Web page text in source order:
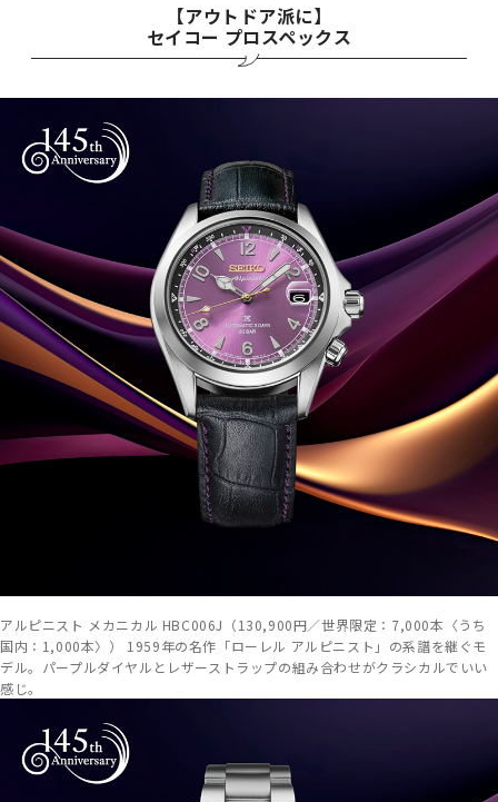
【アウトドア派に】
セイコー プロスペックス
アルピニスト メカニカル HBC006J（130,900円／世界限定：7,000本〈うち
国内：1,000本〉） 1959年の名作「ローレル アルピニスト」の系譜を継ぐモ
デル。パープルダイヤルとレザーストラップの組み合わせがクラシカルでいい
感じ。